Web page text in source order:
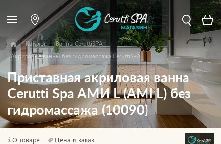
Каталог
Ванны CeruttiSPA
Акриловые ванны без гидромассажа CeruttiSPA
Приставная акриловая ванна
Cerutti Spa АМИ L (AMI L) без
гидромассажа (10090)
О товаре Цена и заказ